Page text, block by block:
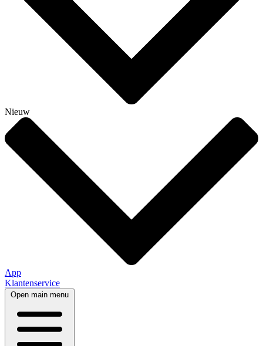
Nieuw
App
Klantenservice
Open main menu